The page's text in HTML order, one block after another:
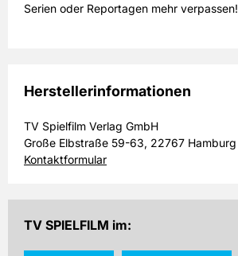
Serien oder Reportagen mehr verpassen!
Herstellerinformationen
TV Spielfilm Verlag GmbH
Große Elbstraße 59-63, 22767 Hamburg
Kontaktformular
TV SPIELFILM im: